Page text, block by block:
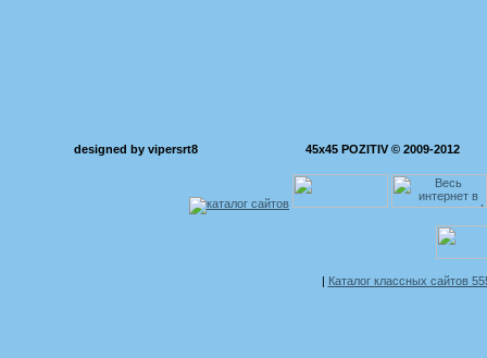
designed by vipersrt8 45x45 POZITIV © 2009-2012
Каталог классных сайтов